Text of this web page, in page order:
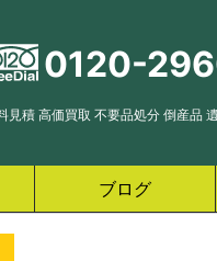
0120-
積 高価買取 不要品処分 倒産品 遺
ブログ